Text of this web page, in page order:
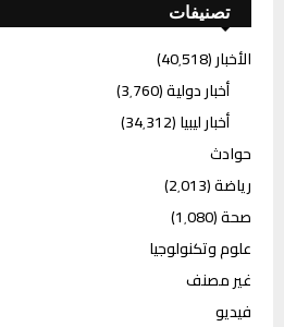
تصنيفات
الأخبار(40٬518)
أخبار دولية(3٬760)
أخبار ليبيا(34٬312)
حوادث
رياضة(2٬013)
صحة(1٬080)
علوم وتكنولوجيا
غير مصنف
فيديو